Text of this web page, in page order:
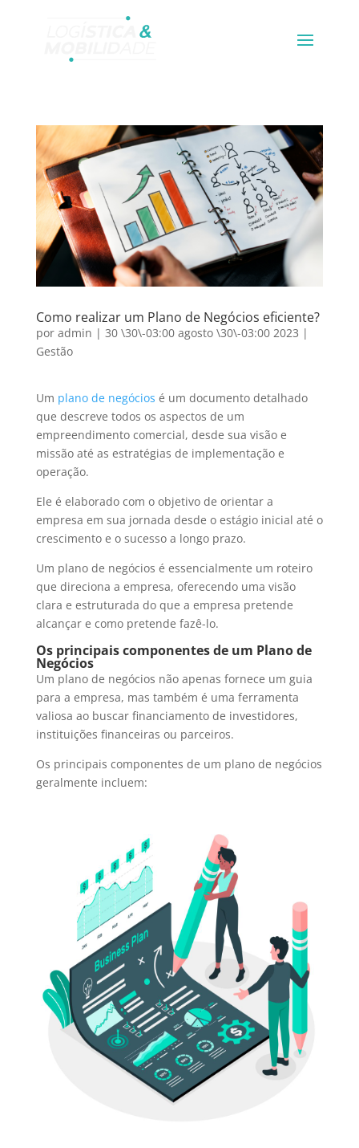
Como realizar um Plano de Negócios eficiente?
por admin | 30 \30\-03:00 agosto \30\-03:00 2023 |
Gestão
Um plano de negócios é um documento detalhado
que descreve todos os aspectos de um
empreendimento comercial, desde sua visão e
missão até as estratégias de implementação e
operação.
Ele é elaborado com o objetivo de orientar a
empresa em sua jornada desde o estágio inicial até o
crescimento e o sucesso a longo prazo.
Um plano de negócios é essencialmente um roteiro
que direciona a empresa, oferecendo uma visão
clara e estruturada do que a empresa pretende
alcançar e como pretende fazê-lo.
Os principais componentes de um Plano de
Negócios
Um plano de negócios não apenas fornece um guia
para a empresa, mas também é uma ferramenta
valiosa ao buscar financiamento de investidores,
instituições financeiras ou parceiros.
Os principais componentes de um plano de negócios
geralmente incluem: